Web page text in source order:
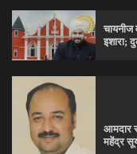
चायनीज
इशारा;
आमदार
महेंद्र